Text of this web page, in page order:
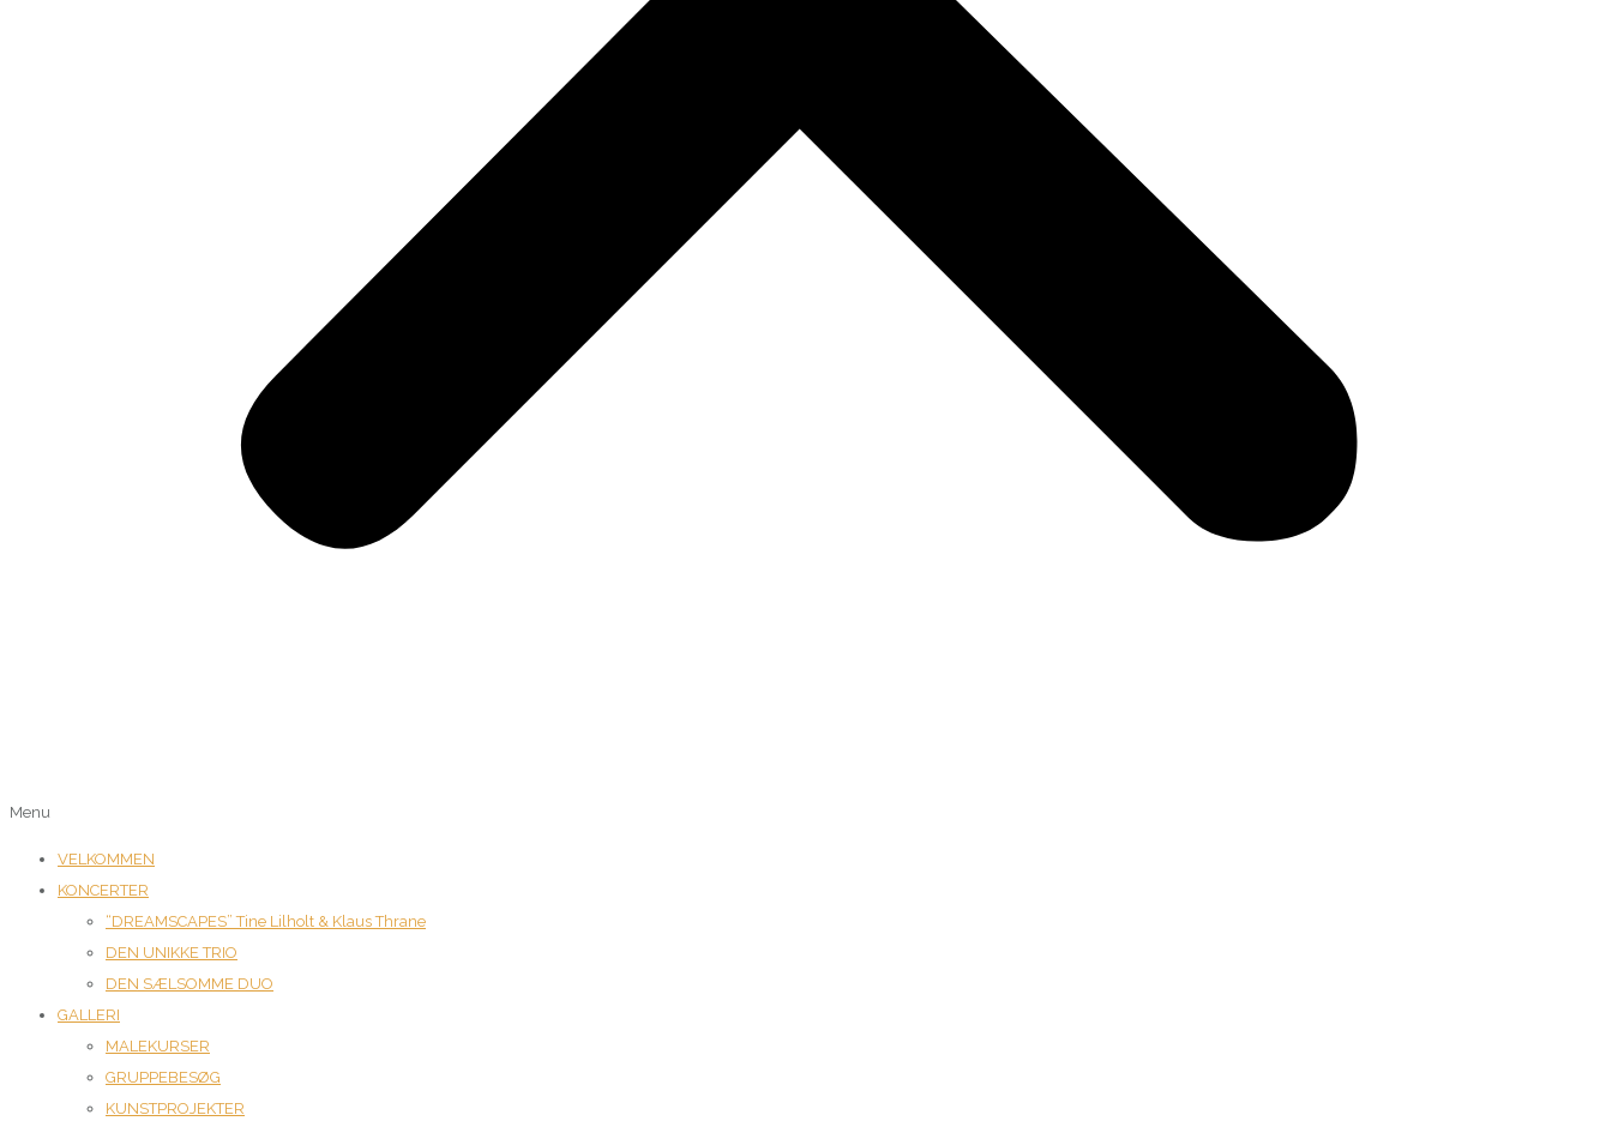
Menu
VELKOMMEN
KONCERTER
“DREAMSCAPES” Tine Lilholt & Klaus Thrane
DEN UNIKKE TRIO
DEN SÆLSOMME DUO
GALLERI
MALEKURSER
GRUPPEBESØG
KUNSTPROJEKTER